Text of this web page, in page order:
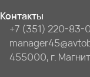
Контакты
+7 (351) 220-83-
455000, г.